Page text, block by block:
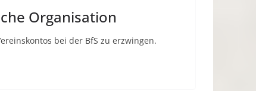
Organisation
bei der BfS zu erzwingen.